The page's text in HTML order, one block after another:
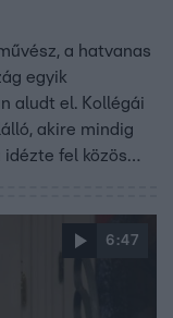
a hatvanas
egyik
aludt el. Kollégái
akire mindig
fel közös
csak arra
lehessen.
6:47